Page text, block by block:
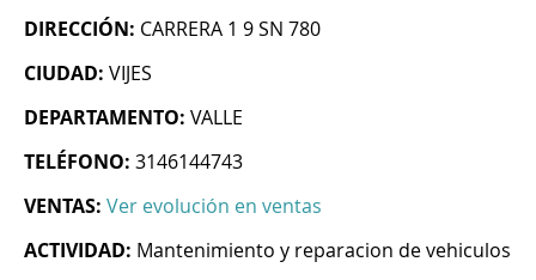
DIRECCIÓN: CARRERA 1 9 SN 780
CIUDAD: VIJES
DEPARTAMENTO: VALLE
TELÉFONO: 3146144743
VENTAS: Ver evolución en ventas
ACTIVIDAD: Mantenimiento y reparacion de vehiculos